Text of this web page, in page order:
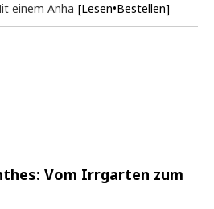
einem Anha [Lesen•Bestellen]
Vom Irrgarten zum